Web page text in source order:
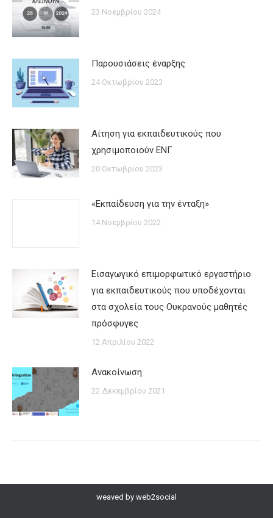
23 Νοεμβρίου 2024
Παρουσιάσεις έναρξης
24 Οκτωβρίου 2023
Αίτηση για εκπαιδευτικούς που
χρησιμοποιούν ΕΝΓ
20 Οκτωβρίου 2023
«Εκπαίδευση για την ένταξη»
14 Νοεμβρίου 2022
Εισαγωγικό επιμορφωτικό εργαστήριο
για εκπαιδευτικούς που υποδέχονται
στα σχολεία τους Ουκρανούς μαθητές
πρόσφυγες
12 Απριλίου 2022
Ανακοίνωση
22 Δεκεμβρίου 2021
weaved by web2social